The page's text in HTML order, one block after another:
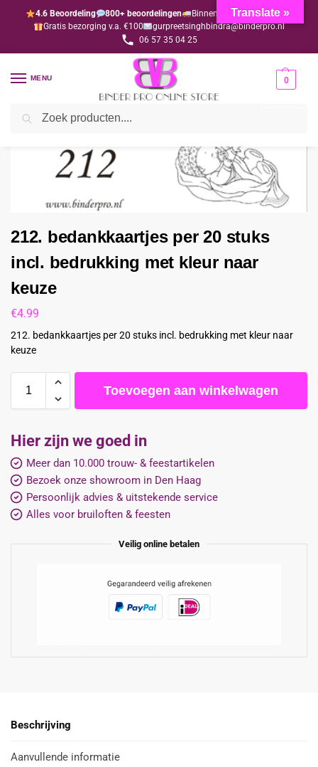
4.6 Beoordeling 800+ beoordelingen
Binnen 1-3 dagen geleverd
Gratis bezorging v.a. €100
gurpreetsinghbindra@binderpro.nl
06 57 35 04 25
MENU 0
Home Bedankjesafdeling
212. bedankkaartjes per 20 stuks
incl. bedrukking met kleur naar
keuze
€4.99
212. bedankkaartjes per 20 stuks incl. bedrukking met kleur naar
keuze
Toevoegen aan winkelwagen
Hier zijn we goed in
Meer dan 10.000 trouw- & feestartikelen
Bezoek onze showroom in Den Haag
Persoonlijk advies & uitstekende service
Alles voor bruiloften & feesten
Veilig online betalen
Beschrijving
Aanvullende informatie
Translate »